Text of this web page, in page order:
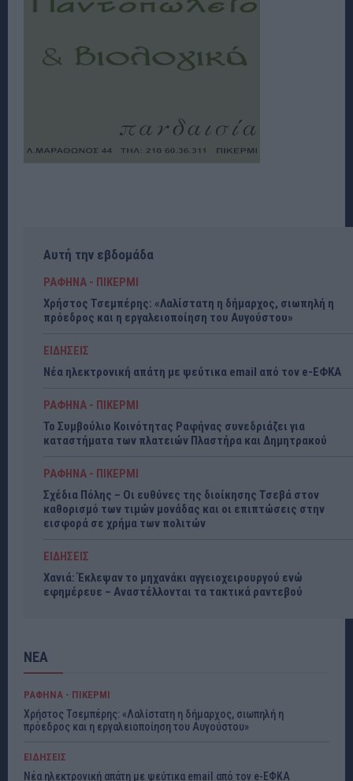
Αυτή την εβδομάδα
ΡΑΦΗΝΑ - ΠΙΚΕΡΜΙ
Χρήστος Τσεμπέρης: «Λαλίστατη η δήμαρχος, σιωπηλή η
πρόεδρος και η εργαλειοποίηση του Αυγούστου»
ΕΙΔΗΣΕΙΣ
Νέα ηλεκτρονική απάτη με ψεύτικα email από τον e-ΕΦΚΑ
ΡΑΦΗΝΑ - ΠΙΚΕΡΜΙ
Το Συμβούλιο Κοινότητας Ραφήνας συνεδριάζει για
καταστήματα των πλατειών Πλαστήρα και Δημητρακού
ΡΑΦΗΝΑ - ΠΙΚΕΡΜΙ
Σχέδια Πόλης – Οι ευθύνες της διοίκησης Τσεβά στον
καθορισμό των τιμών μονάδας και οι επιπτώσεις στην
εισφορά σε χρήμα των πολιτών
ΕΙΔΗΣΕΙΣ
Χανιά: Έκλεψαν το μηχανάκι αγγειοχειρουργού ενώ
εφημέρευε – Αναστέλλονται τα τακτικά ραντεβού
ΝΕΑ
ΡΑΦΗΝΑ - ΠΙΚΕΡΜΙ
Χρήστος Τσεμπέρης: «Λαλίστατη η δήμαρχος, σιωπηλή η
πρόεδρος και η εργαλειοποίηση του Αυγούστου»
ΕΙΔΗΣΕΙΣ
Νέα ηλεκτρονική απάτη με ψεύτικα email από τον e-ΕΦΚΑ